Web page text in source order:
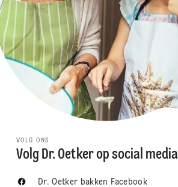
VOLG ONS
Volg Dr. Oetker op social media
Dr. Oetker bakken Facebook